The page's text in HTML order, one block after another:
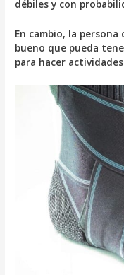
débiles y con
En cambio, la
bueno que pueda
para hacer